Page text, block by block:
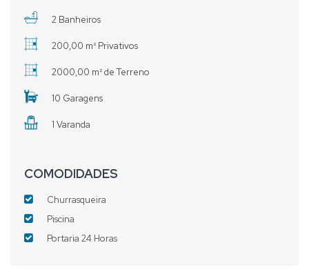
2 Banheiros
200,00 m² Privativos
2000,00 m² de Terreno
10 Garagens
1 Varanda
COMODIDADES
Churrasqueira
Piscina
Portaria 24 Horas